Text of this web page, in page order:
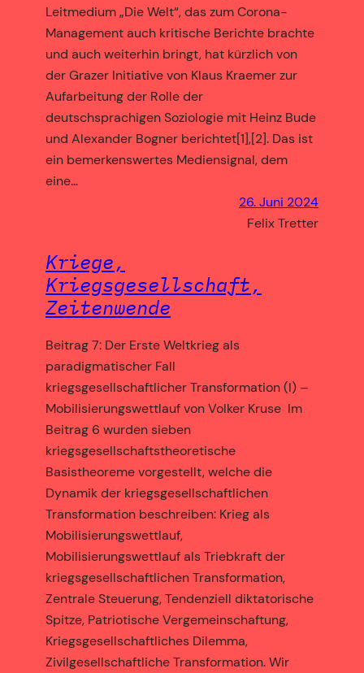
Leitmedium „Die Welt“, das zum Corona-
Management auch kritische Berichte brachte
und auch weiterhin bringt, hat kürzlich von
der Grazer Initiative von Klaus Kraemer zur
Aufarbeitung der Rolle der
deutschsprachigen Soziologie mit Heinz Bude
und Alexander Bogner berichtet[1],[2]. Das ist
ein bemerkenswertes Mediensignal, dem
eine…
26. Juni 2024
Felix Tretter
Kriege,
Kriegsgesellschaft,
Zeitenwende
Beitrag 7: Der Erste Weltkrieg als
paradigmatischer Fall
kriegsgesellschaftlicher Transformation (I) –
Mobilisierungswettlauf von Volker Kruse Im
Beitrag 6 wurden sieben
kriegsgesellschaftstheoretische
Basistheoreme vorgestellt, welche die
Dynamik der kriegsgesellschaftlichen
Transformation beschreiben: Krieg als
Mobilisierungswettlauf,
Mobilisierungswettlauf als Triebkraft der
kriegsgesellschaftlichen Transformation,
Zentrale Steuerung, Tendenziell diktatorische
Spitze, Patriotische Vergemeinschaftung,
Kriegsgesellschaftliches Dilemma,
Zivilgesellschaftliche Transformation. Wir